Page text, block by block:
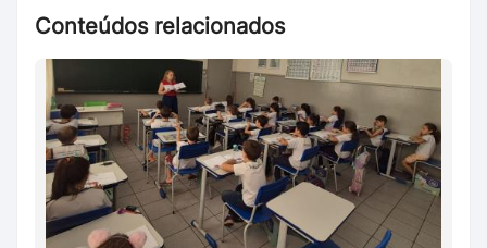
Conteúdos relacionados